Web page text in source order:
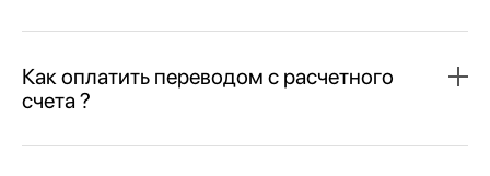
Как оплатить переводом с расчетного
счета ?